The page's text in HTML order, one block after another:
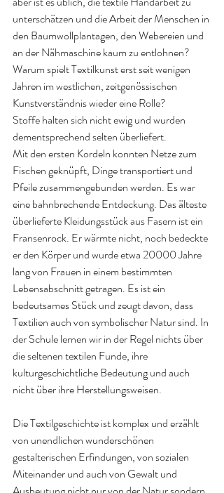
unterschätzen und die Arbeit der Menschen in
den Baumwollplantagen, den Webereien und
an der Nähmaschine kaum zu entlohnen?
Warum spielt Textilkunst erst seit wenigen
Jahren im westlichen, zeitgenössischen
Kunstverständnis wieder eine Rolle?
Stoffe halten sich nicht ewig und wurden
dementsprechend selten überliefert.
Mit den ersten Kordeln konnten Netze zum
Fischen geknüpft, Dinge transportiert und
Pfeile zusammengebunden werden. Es war
eine bahnbrechende Entdeckung. Das älteste
überlieferte Kleidungsstück aus Fasern ist ein
Fransenrock. Er wärmte nicht, noch bedeckte
er den Körper und wurde etwa 20000 Jahre
lang von Frauen in einem bestimmten
Lebensabschnitt getragen. Es ist ein
bedeutsames Stück und zeugt davon, dass
Textilien auch von symbolischer Natur sind. In
der Schule lernen wir in der Regel nichts über
die seltenen textilen Funde, ihre
kulturgeschichtliche Bedeutung und auch
nicht über ihre Herstellungsweisen.
Die Textilgeschichte ist komplex und erzählt
von unendlichen wunderschönen
gestalterischen Erfindungen, von sozialen
Miteinander und auch von Gewalt und